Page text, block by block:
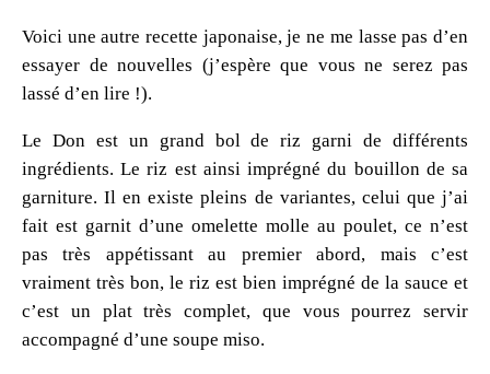
Voici une autre recette japonaise, je ne me lasse pas d’en
essayer de nouvelles (j’espère que vous ne serez pas
lassé d’en lire !).
Le Don est un grand bol de riz garni de différents
ingrédients. Le riz est ainsi imprégné du bouillon de sa
garniture. Il en existe pleins de variantes, celui que j’ai
fait est garnit d’une omelette molle au poulet, ce n’est
pas très appétissant au premier abord, mais c’est
vraiment très bon, le riz est bien imprégné de la sauce et
c’est un plat très complet, que vous pourrez servir
accompagné d’une soupe miso.